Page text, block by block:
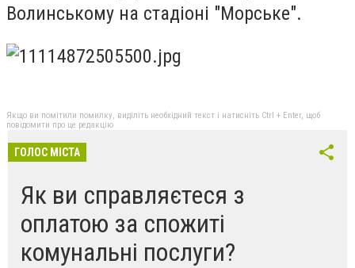
Волинському на стадіоні "Морське".
Якщо ви помітили помилку, виділіть необхідний текст і натисніть Ctrl + Enter, щоб
повідомити про це редакцію
ГОЛОС МІСТА
Як ви справляєтеся з
оплатою за спожиті
комунальні послуги?